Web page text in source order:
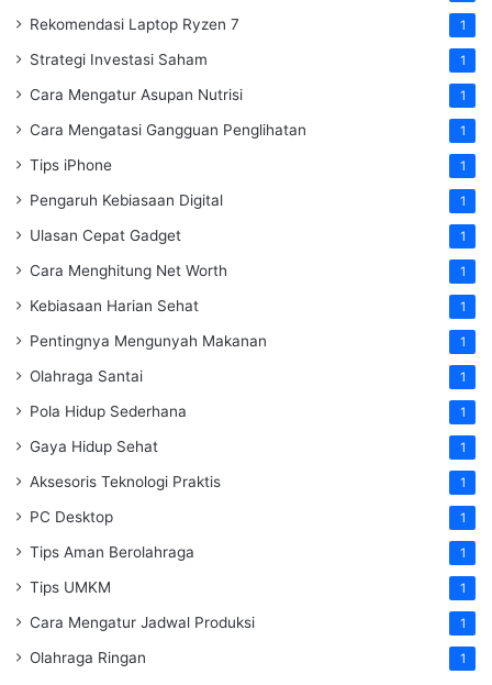
Rekomendasi Laptop Ryzen 7 1
Strategi Investasi Saham 1
Cara Mengatur Asupan Nutrisi 1
Cara Mengatasi Gangguan Penglihatan 1
Tips iPhone 1
Pengaruh Kebiasaan Digital 1
Ulasan Cepat Gadget 1
Cara Menghitung Net Worth 1
Kebiasaan Harian Sehat 1
Pentingnya Mengunyah Makanan 1
Olahraga Santai 1
Pola Hidup Sederhana 1
Gaya Hidup Sehat 1
Aksesoris Teknologi Praktis 1
PC Desktop 1
Tips Aman Berolahraga 1
Tips UMKM 1
Cara Mengatur Jadwal Produksi 1
Olahraga Ringan 1